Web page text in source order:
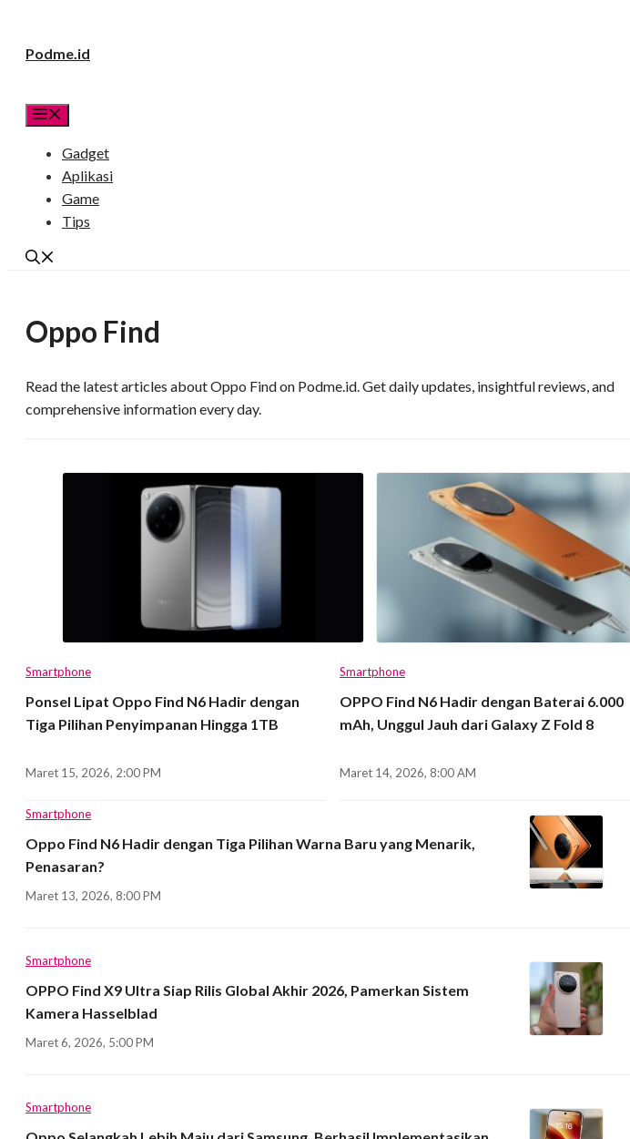
Podme.id
Gadget
Aplikasi
Game
Tips
Oppo Find
Read the latest articles about Oppo Find on Podme.id. Get daily updates, insightful reviews, and
comprehensive information every day.
Smartphone
Ponsel Lipat Oppo Find N6 Hadir dengan
Tiga Pilihan Penyimpanan Hingga 1TB
Maret 15, 2026, 2:00 PM
Smartphone
OPPO Find N6 Hadir dengan Baterai 6.000
mAh, Unggul Jauh dari Galaxy Z Fold 8
Maret 14, 2026, 8:00 AM
Smartphone
Oppo Find N6 Hadir dengan Tiga Pilihan Warna Baru yang Menarik,
Penasaran?
Maret 13, 2026, 8:00 PM
Smartphone
OPPO Find X9 Ultra Siap Rilis Global Akhir 2026, Pamerkan Sistem
Kamera Hasselblad
Maret 6, 2026, 5:00 PM
Smartphone